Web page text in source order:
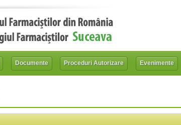
Documente Proceduri Autorizare Evenimente